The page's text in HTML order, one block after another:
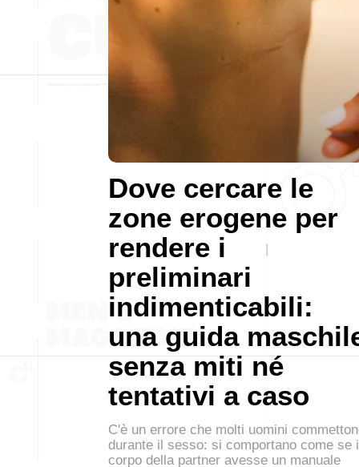
Dove cercare le
zone erogene per
rendere i
preliminari
indimenticabili:
una guida
senza miti né
tentativi a caso
C'è un errore che molti uomini
durante il sesso: si comportano come se
corpo della partner avesse un manuale